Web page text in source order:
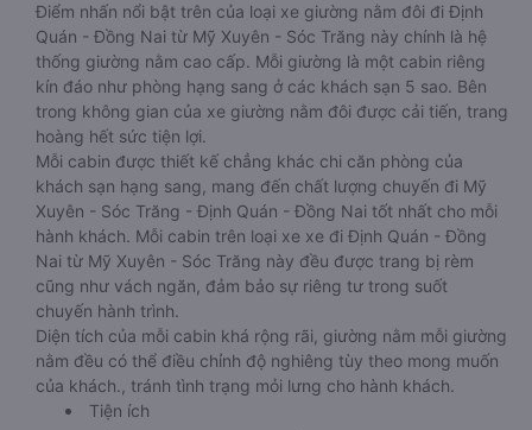
Điểm nhấn nổi bật trên của loại xe giường nằm đôi đi Định
Quán - Đồng Nai từ Mỹ Xuyên - Sóc Trăng này chính là hệ
thống giường nằm cao cấp. Mỗi giường là một cabin riêng
kín đáo như phòng hạng sang ở các khách sạn 5 sao. Bên
trong không gian của xe giường nằm đôi được cải tiến, trang
hoàng hết sức tiện lợi.
Mỗi cabin được thiết kế chẳng khác chi căn phòng của
khách sạn hạng sang, mang đến chất lượng chuyến đi Mỹ
Xuyên - Sóc Trăng - Định Quán - Đồng Nai tốt nhất cho mỗi
hành khách. Mỗi cabin trên loại xe xe đi Định Quán - Đồng
Nai từ Mỹ Xuyên - Sóc Trăng này đều được trang bị rèm
cũng như vách ngăn, đảm bảo sự riêng tư trong suốt
chuyến hành trình.
Diện tích của mỗi cabin khá rộng rãi, giường nằm mỗi giường
nằm đều có thể điều chỉnh độ nghiêng tùy theo mong muốn
của khách., tránh tình trạng mỏi lưng cho hành khách.
Tiện ích